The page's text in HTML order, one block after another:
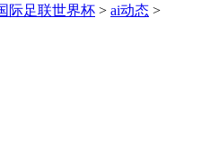
际足联世界杯 > ai动态 >